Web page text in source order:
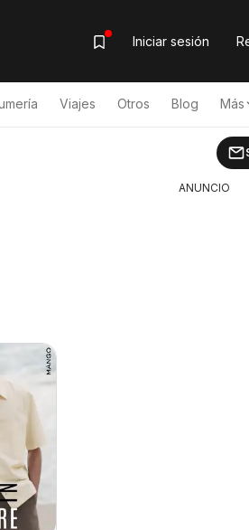
Iniciar sesión
Viajes Otros Blog Más
ANUNCIO